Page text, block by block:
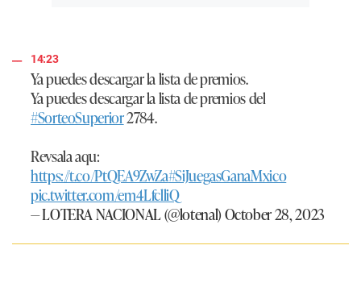
14:23
Ya puedes descargar la lista de premios.
Ya puedes descargar la lista de premios del
#SorteoSuperior2784.
Revsala aqu:
https://t.co/PtQEA9ZwZa#SiJuegasGanaMxico
pic.twitter.com/em4LfclliQ
— LOTERA NACIONAL (@lotenal)October 28, 2023